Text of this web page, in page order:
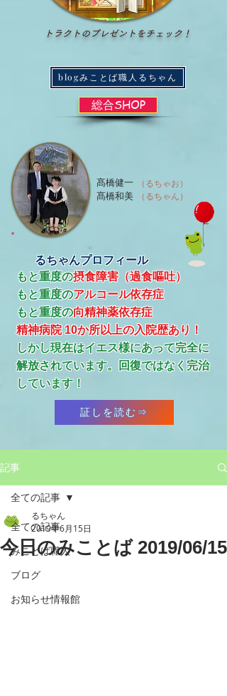
トラクトのプレゼントをチェック！
blogみことば職人るちゃん
総合SHOP
（るちゃお）
（るちゃん）
髙橋健一
髙橋和美
るちゃんプロフィール
もと重度の摂食障害（過食嘔吐）
もと重度のアルコール依存症
​もと重度の向精神薬依存症
精神病院 10か所以上の入院歴あり！
​しかし現在はイエス様にあって完全に
解放されています。回復ではなく完治
しています！
証しを読む⇒
記事
全ての記事
みことば職人
ブログ
お知らせ情報館
全ての記事
今日のみことば 2019/06/15
るちゃん
2019年6月15日